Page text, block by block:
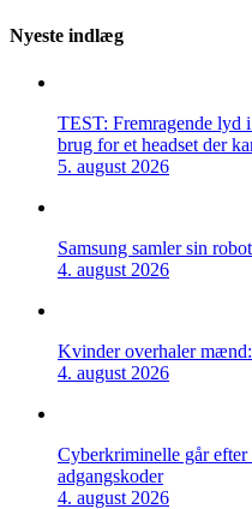
Nyeste indlæg
TEST: Fremragende lyd
brug for et headset der
5. august 2026
Samsung samler sin
4. august 2026
Kvinder overhaler
4. august 2026
Cyberkriminelle går
adgangskoder
4. august 2026